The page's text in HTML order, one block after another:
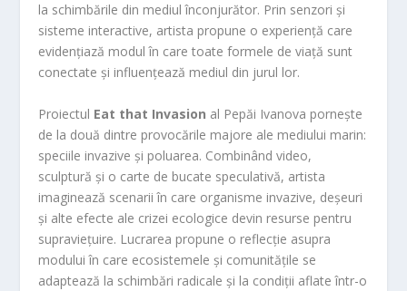
la schimbările din mediul înconjurător. Prin senzori și
sisteme interactive, artista propune o experiență care
evidențiază modul în care toate formele de viață sunt
conectate și influențează mediul din jurul lor.
Proiectul Eat that Invasion al Pepăi Ivanova pornește
de la două dintre provocările majore ale mediului marin:
speciile invazive și poluarea. Combinând video,
sculptură și o carte de bucate speculativă, artista
imaginează scenarii în care organisme invazive, deșeuri
și alte efecte ale crizei ecologice devin resurse pentru
supraviețuire. Lucrarea propune o reflecție asupra
modului în care ecosistemele și comunitățile se
adaptează la schimbări radicale și la condiții aflate într-o